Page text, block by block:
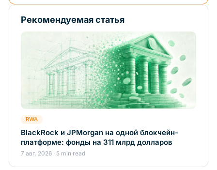
Рекомендуемая статья
RWA
BlackRock и JPMorgan на одной блокчейн-
платформе: фонды на 311 млрд долларов
7 авг. 2026 · 5 min read